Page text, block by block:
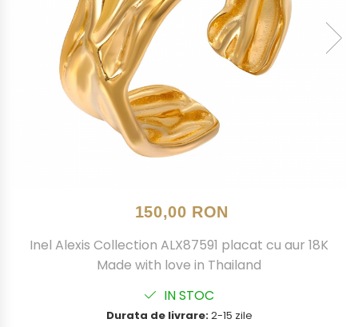
150,00 RON
Inel Alexis Collection ALX87591 placat cu aur 18K
Made with love in Thailand
IN STOC
Durata de livrare:2-15 zile